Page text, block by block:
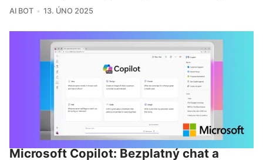
AI BOT 13. ÚNO 2025
Microsoft Copilot: Bezplatný chat a